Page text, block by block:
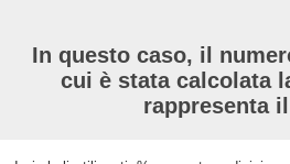
In questo caso, il
cui è stata calcolata
rappresenta